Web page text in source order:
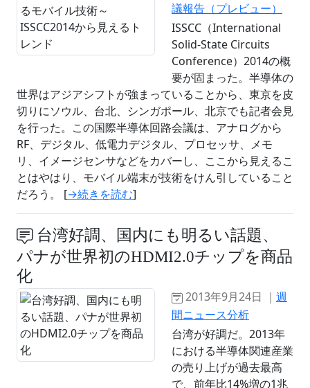
議報告（プレビュー）
ISSCC（International
Solid-State Circuits
Conference）2014の概
要が固まった。半導体の
世界はアジアシフトが強まっていることから、東京を皮
切りにソウル、台北、シンガポール、北京でも記者会見
を行った。この国際半導体回路会議は、アナログから
RF、デジタル、低電力デジタル、プロセッサ、メモ
リ、イメージセンサなどをカバーし、ここから見えるこ
とはやはり、モバイル端末が技術をけん引していること
だろう。 [→続きを読む]
台湾好調、国内にも明るい話題、
パナが世界初のHDMI2.0チップを商品
化
2013年9月24日 ｜ 週
間ニュース分析
台湾が好調だ。2013年
における半導体関連産業
の売り上げが過去最高
で、前年比14%増の1兆